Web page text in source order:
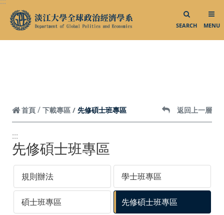
跳到頁面主要內容區
SEARCH MENU
先修碩士班專區
系友會臉書
活動花絮／影音專區
活動花絮集錦
大三出國說明會
首頁 下載專區 先修碩士班專區 返回上一層
:::
先修碩士班專區
規則辦法 學士班專區
碩士班專區 先修碩士班專區